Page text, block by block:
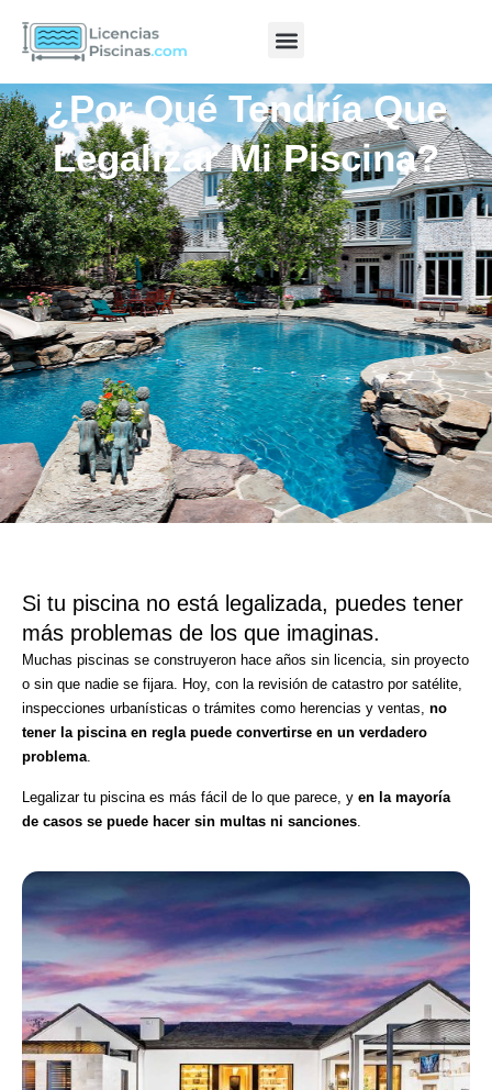
¿Por Qué Tendría Que
Legalizar Mi Piscina?
Si tu piscina no está legalizada, puedes tener
más problemas de los que imaginas.
Muchas piscinas se construyeron hace años sin licencia, sin proyecto
o sin que nadie se fijara. Hoy, con la revisión de catastro por satélite,
inspecciones urbanísticas o trámites como herencias y ventas, no
tener la piscina en regla puede convertirse en un verdadero
problema.
Legalizar tu piscina es más fácil de lo que parece, y en la mayoría
de casos se puede hacer sin multas ni sanciones